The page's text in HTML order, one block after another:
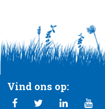
Vind ons op: